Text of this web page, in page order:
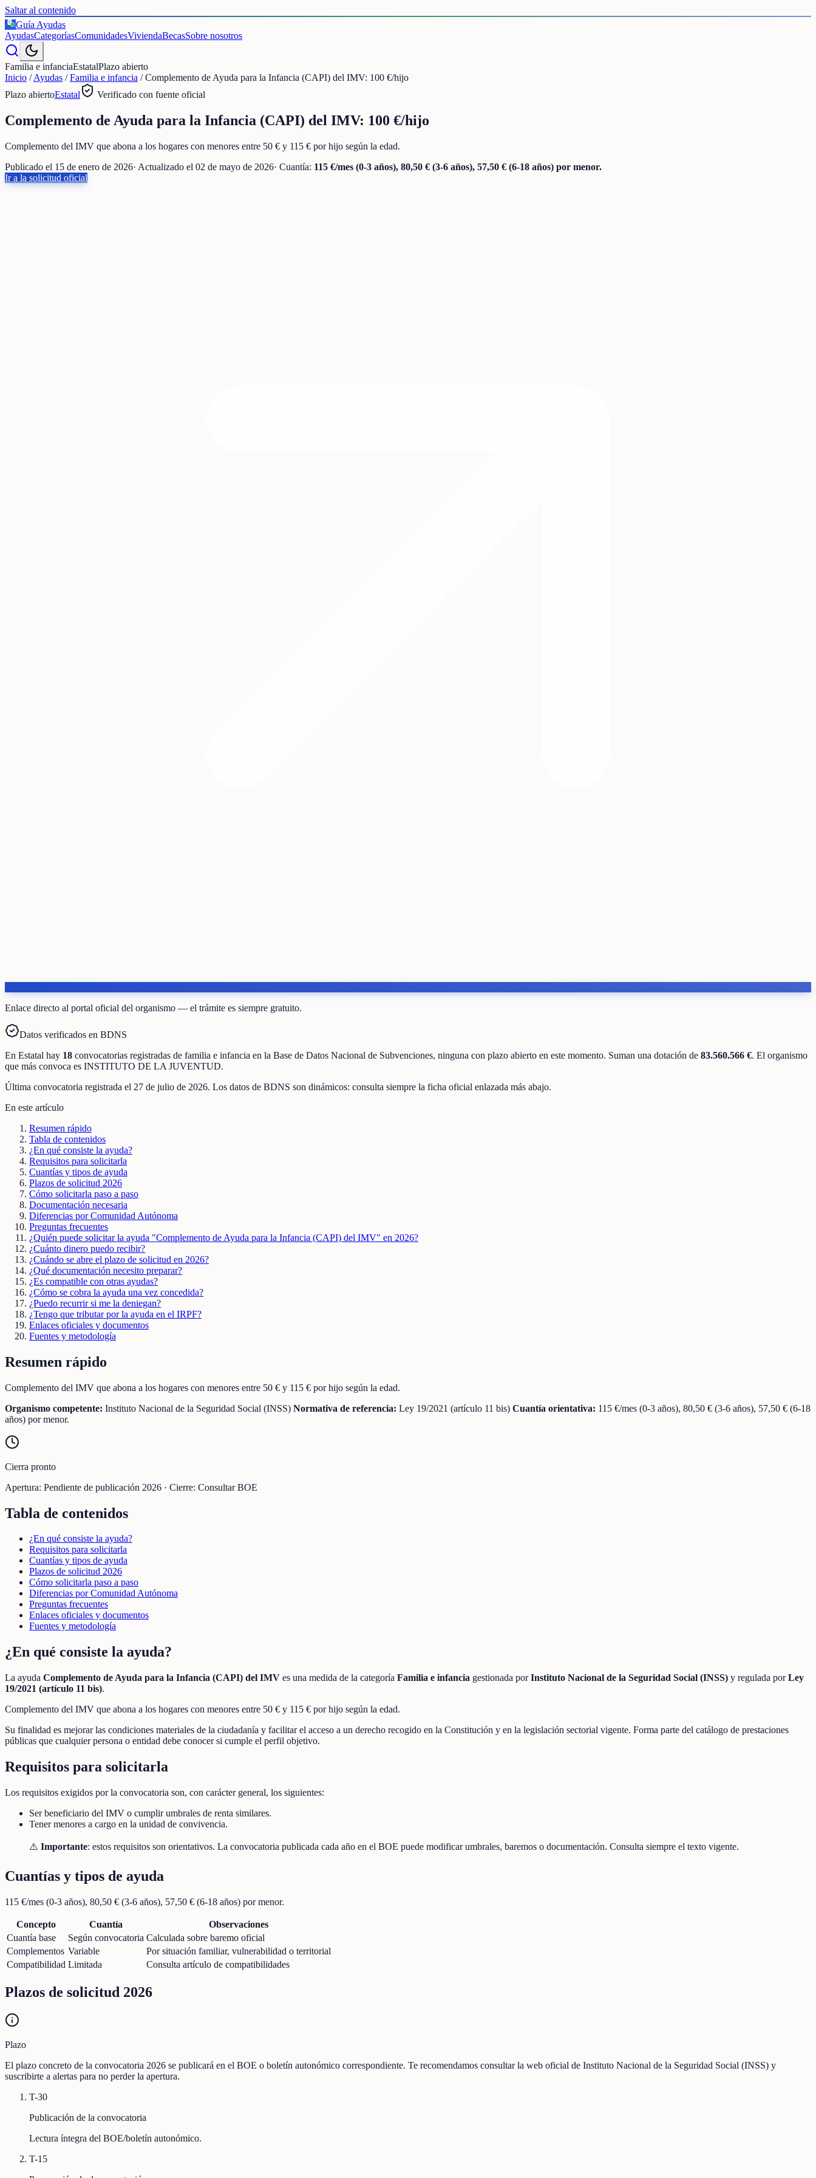
Saltar al contenido
€
Guía Ayudas
AyudasCategoríasComunidadesViviendaBecasSobre nosotros
Familia e infanciaEstatalPlazo abierto
Inicio /Ayudas /Familia e infancia /Complemento de Ayuda para la Infancia (CAPI) del IMV: 100 €/hijo
Plazo abiertoEstatal Verificado con fuente oficial
Complemento de Ayuda para la Infancia (CAPI) del IMV: 100 €/hijo
Complemento del IMV que abona a los hogares con menores entre 50 € y 115 € por hijo según la edad.
Publicado el 15 de enero de 2026· Actualizado el 02 de mayo de 2026· Cuantía: 115 €/mes (0-3 años), 80,50 € (3-6 años), 57,50 € (6-18 años) por menor.
Ir a la solicitud oficial
Enlace directo al portal oficial del organismo — el trámite es siempre gratuito.
Datos verificados en BDNS
En Estatal hay 18 convocatorias registradas de familia e infancia en la Base de Datos Nacional de Subvenciones, ninguna con plazo abierto en este momento. Suman una dotación de 83.560.566 €. El organismo
que más convoca es INSTITUTO DE LA JUVENTUD.
Última convocatoria registrada el 27 de julio de 2026. Los datos de BDNS son dinámicos: consulta siempre la ficha oficial enlazada más abajo.
En este artículo
Resumen rápido
Tabla de contenidos
¿En qué consiste la ayuda?
Requisitos para solicitarla
Cuantías y tipos de ayuda
Plazos de solicitud 2026
Cómo solicitarla paso a paso
Documentación necesaria
Diferencias por Comunidad Autónoma
Preguntas frecuentes
¿Quién puede solicitar la ayuda "Complemento de Ayuda para la Infancia (CAPI) del IMV" en 2026?
¿Cuánto dinero puedo recibir?
¿Cuándo se abre el plazo de solicitud en 2026?
¿Qué documentación necesito preparar?
¿Es compatible con otras ayudas?
¿Cómo se cobra la ayuda una vez concedida?
¿Puedo recurrir si me la deniegan?
¿Tengo que tributar por la ayuda en el IRPF?
Enlaces oficiales y documentos
Fuentes y metodología
Resumen rápido
Complemento del IMV que abona a los hogares con menores entre 50 € y 115 € por hijo según la edad.
Organismo competente: Instituto Nacional de la Seguridad Social (INSS) Normativa de referencia: Ley 19/2021 (artículo 11 bis) Cuantía orientativa: 115 €/mes (0-3 años), 80,50 € (3-6 años), 57,50 € (6-18
años) por menor.
Cierra pronto
Apertura: Pendiente de publicación 2026 · Cierre: Consultar BOE
Tabla de contenidos
¿En qué consiste la ayuda?
Requisitos para solicitarla
Cuantías y tipos de ayuda
Plazos de solicitud 2026
Cómo solicitarla paso a paso
Diferencias por Comunidad Autónoma
Preguntas frecuentes
Enlaces oficiales y documentos
Fuentes y metodología
¿En qué consiste la ayuda?
La ayuda Complemento de Ayuda para la Infancia (CAPI) del IMV es una medida de la categoría Familia e infancia gestionada porInstituto Nacional de la Seguridad Social (INSS) y regulada porLey
19/2021 (artículo 11 bis).
Complemento del IMV que abona a los hogares con menores entre 50 € y 115 € por hijo según la edad.
Su finalidad es mejorar las condiciones materiales de la ciudadanía y facilitar el acceso a un derecho recogido en la Constitución y en la legislación sectorial vigente. Forma parte del catálogo de prestaciones
públicas que cualquier persona o entidad debe conocer si cumple el perfil objetivo.
Requisitos para solicitarla
Los requisitos exigidos por la convocatoria son, con carácter general, los siguientes:
Ser beneficiario del IMV o cumplir umbrales de renta similares.
Tener menores a cargo en la unidad de convivencia.
⚠️ Importante: estos requisitos son orientativos. La convocatoria publicada cada año en el BOE puede modificar umbrales, baremos o documentación. Consulta siempre el texto vigente.
Cuantías y tipos de ayuda
115 €/mes (0-3 años), 80,50 € (3-6 años), 57,50 € (6-18 años) por menor.
Concepto Cuantía
Observaciones
Cuantía base
Según convocatoria Calculada sobre baremo oficial
Complementos Variable
Por situación familiar, vulnerabilidad o territorial
Compatibilidad Limitada Consulta artículo de compatibilidades
Plazos de solicitud 2026
Plazo
El plazo concreto de la convocatoria 2026 se publicará en el BOE o boletín autonómico correspondiente. Te recomendamos consultar la web oficial de Instituto Nacional de la Seguridad Social (INSS) y
suscribirte a alertas para no perder la apertura.
T-30
Publicación de la convocatoria
Lectura íntegra del BOE/boletín autonómico.
T-15